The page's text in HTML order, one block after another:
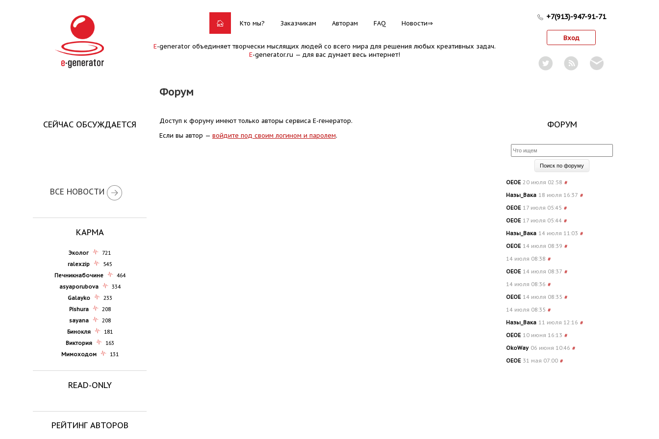
Кто мы? Заказчикам Авторам FAQ Новости
E-generator объединяет творчески мыслящих людей со всего мира для решения любых креативных задач.
E-generator.ru — для вас думает весь интернет!
+7(913)-947-91-71
Вход
Форум
СЕЙЧАС ОБСУЖДАЕТСЯ
ВСЕ НОВОСТИ
КАРМА
Эколог
721
ralexzip
545
Печникнабочине
464
asyaporubova
334
Galayko
233
Pishura
208
sayana
208
Бинокля
181
Виктория
163
Мимоходом
131
READ-ONLY
РЕЙТИНГ АВТОРОВ
Доступ к форуму имеют только авторы сервиса Е-генератор.
Если вы автор — войдите под своим логином и паролем.
ФОРУМ
OEOE 20 июля 02:58 #
Назы_Вака 18 июля 16:37 #
OEOE 17 июля 05:45 #
OEOE 17 июля 05:44 #
Назы_Вака 14 июля 11:03 #
OEOE 14 июля 08:39 #
14 июля 08:38 #
OEOE 14 июля 08:37 #
14 июля 08:36 #
OEOE 14 июля 08:35 #
14 июля 08:35 #
Назы_Вака 11 июля 12:16 #
OEOE 10 июня 16:13 #
OkoWay 06 июня 10:46 #
OEOE 31 мая 07:00 #